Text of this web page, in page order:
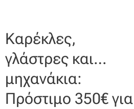
Καρέκλες,
γλάστρες και…
μηχανάκια:
Πρόστιμο 350€ για